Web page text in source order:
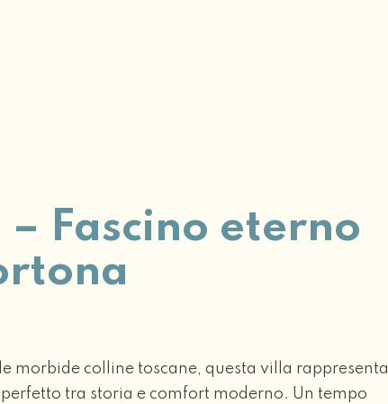
Fascino eterno
morbide colline toscane, questa villa rappresenta
tra storia e comfort moderno. Un tempo